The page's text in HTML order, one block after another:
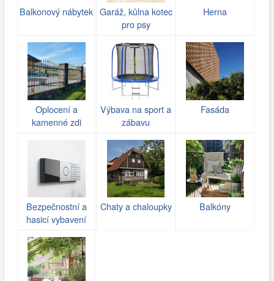
Balkonový nábytek Garáž, kůlna kotec
pro psy
Herna
Oplocení a
kamenné zdi
Výbava na sport a
zábavu
Fasáda
Bezpečnostní a
hasicí vybavení
Chaty a chaloupky Balkóny